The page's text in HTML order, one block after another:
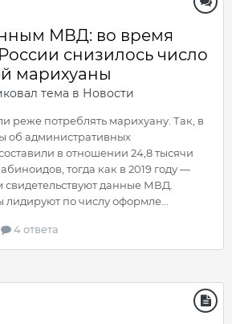
МВД: во время
снизилось число
марихуаны
тема в Новости
реже потреблять марихуану. Так, в
об административных
в отношении 24,8 тысячи
тогда как в 2019 году —
свидетельствуют данные МВД.
по числу оформле...
4 ответа